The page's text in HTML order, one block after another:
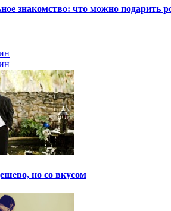
знакомство: что можно подарить
но со вкусом